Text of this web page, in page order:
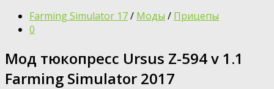
Farming Simulator 17/ Моды / Прицепы
0
Мод тюкопресс Ursus Z-594 v 1.1
Farming Simulator 2017